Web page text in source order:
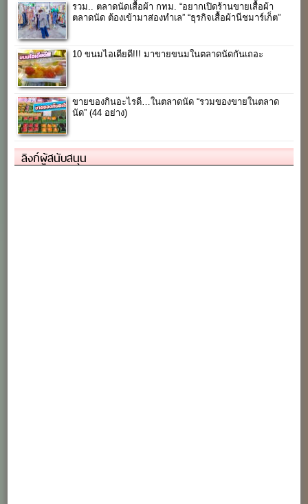
รวม.. ตลาดนัดเสื้อผ้า กทม. “อยากเปิดร้านขายเสื้อผ้า
ตลาดนัด ต้องเข้ามาส่องทำเล” “ธุรกิจเสื้อผ้านีชมาร์เก็ต”
10 ขนมไอเดียดี!!! มาขายขนมในตลาดนัดกันเถอะ
ขายของกินอะไรดี…ในตลาดนัด “รวมของขายในตลาด
นัด” (44 อย่าง)
ลิงก์ผู้สนับสนุน